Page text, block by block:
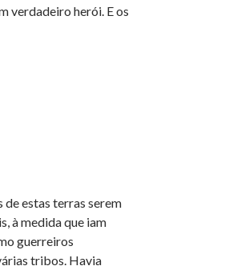
verdadeiro herói. E os
estas terras serem
à medida que iam
guerreiros
tribos. Havia